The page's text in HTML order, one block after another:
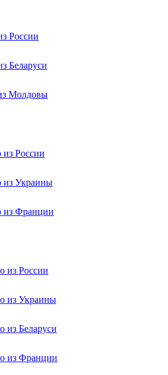
России
Беларуси
Молдовы
из России
из Украины
из Франции
из России
из Украины
из Беларуси
из Франции